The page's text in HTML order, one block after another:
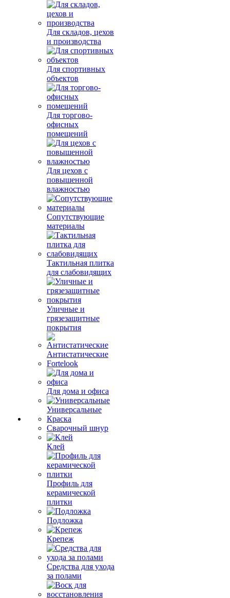
Для складов, цехов
и производства
Для спортивных
объектов
Для торгово-
офисных
помещений
Для цехов с
повышенной
влажностью
Сопутствующие
материалы
Тактильная плитка
для слабовидящих
Уличные и
грязезащитные
покрытия
Антистатические
Fortelook
Для дома и офиса
Универсальные
Краска
Сварочный шнур
Клей
Профиль для
керамической
плитки
Подложка
Крепеж
Средства для ухода
за полами